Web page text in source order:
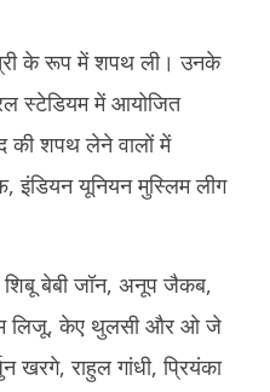
News: आतंकवाद पर
सरकार का बड़ा एक्शन, 114 कट्टरपंथी
के रूप में शपथ ली। उनके
स्टेडियम में आयोजित
की शपथ लेने वालों में
इंडियन यूनियन मुस्लिम लीग
शिबू बेबी जॉन, अनूप जैकब,
एम लिजू, केए थुलसी और ओ जे
खरगे, राहुल गांधी, प्रियंका